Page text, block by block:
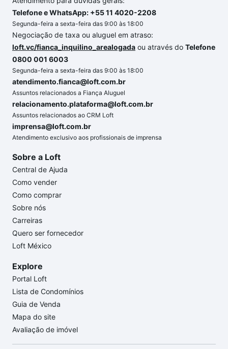
Telefone e WhatsApp: +55 11 4020-2208
Segunda-feira a sexta-feira das 9:00 às 18:00
Negociação de taxa ou aluguel em atraso:
loft.vc/fianca_inquilino_arealogada ou através do Telefone
0800 001 6003
Segunda-feira a sexta-feira das 9:00 às 18:00
atendimento.fianca@loft.com.br
Assuntos relacionados a Fiança Aluguel
relacionamento.plataforma@loft.com.br
Assuntos relacionados ao CRM Loft
imprensa@loft.com.br
Atendimento exclusivo aos profissionais de imprensa
Sobre a Loft
Central de Ajuda
Como vender
Como comprar
Sobre nós
Carreiras
Quero ser fornecedor
Loft México
Explore
Portal Loft
Lista de Condomínios
Guia de Venda
Mapa do site
Avaliação de imóvel